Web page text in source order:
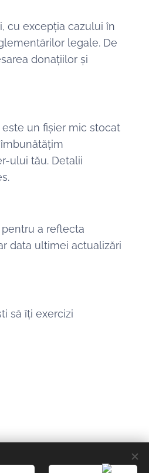
cu excepția cazului în
legale. De
donațiilor și
un fișier mic stocat
ului tău. Detalii
a reflecta
data ultimei actualizări
să îți exercizi